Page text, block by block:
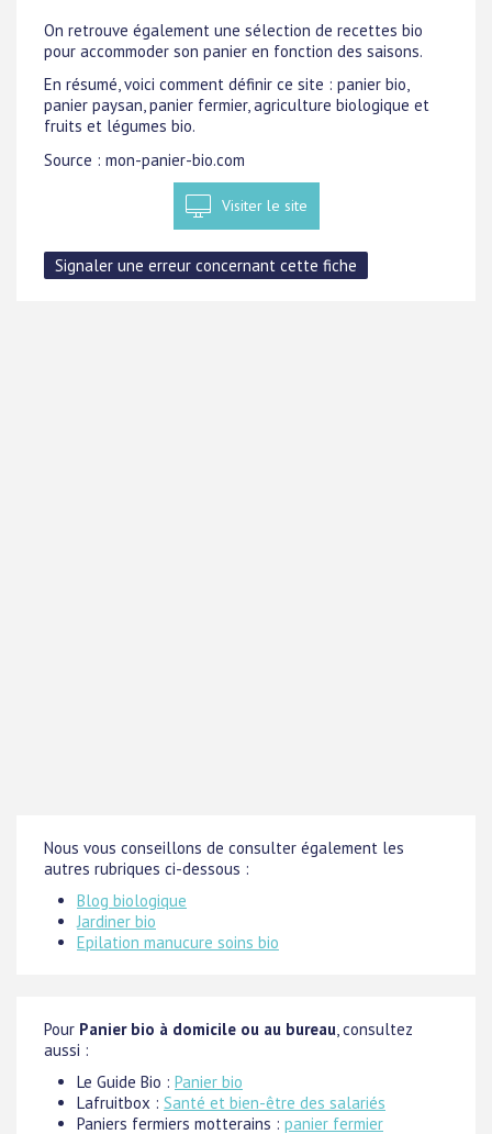
On retrouve également une sélection de recettes bio
pour accommoder son panier en fonction des saisons.
En résumé, voici comment définir ce site : panier bio,
panier paysan, panier fermier, agriculture biologique et
fruits et légumes bio.
Source : mon-panier-bio.com
Visiter le site
Nous vous conseillons de consulter également les
autres rubriques ci-dessous :
Blog biologique
Jardiner bio
Epilation manucure soins bio
Pour Panier bio à domicile ou au bureau , consultez
aussi :
Le Guide Bio : Panier bio
Lafruitbox : Santé et bien-être des salariés
Paniers fermiers motterains : panier fermier